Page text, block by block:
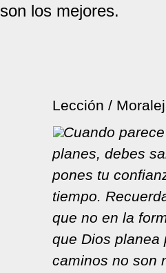
son los mejores.
Lección /
Cuando
planes, debes
pones tu
tiempo.
que no en la
que Dios planea
caminos no son